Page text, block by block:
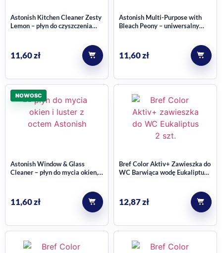
Astonish Kitchen Cleaner Zesty
Lemon – płyn do czyszczenia
11,60zł
Astonish Multi-Purpose with
Bleach Peony – uniwersalny
11,60zł
NOWOSC
Astonish Window & Glass
Cleaner – płyn do mycia okien,
11,60zł
Bref Color Aktiv+ Zawieszka do
WC Barwiąca wodę Eukaliptus
12,87zł